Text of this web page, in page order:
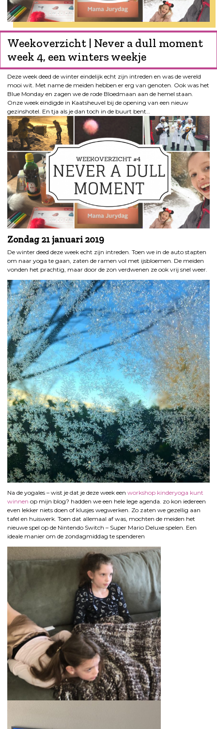
Weekoverzicht | Never a dull moment
week 4, een winters weekje
Deze week deed de winter eindelijk echt zijn intreden en was de wereld
mooi wit. Met name de meiden hebben er erg van genoten. Ook was het
Blue Monday en zagen we de rode Bloedmaan aan de hemel staan.
Onze week eindigde in Kaatsheuvel bij de opening van een nieuw
gezinshotel. En tja als je dan toch in de buurt bent…
Zondag 21 januari 2019
De winter deed deze week echt zijn intreden. Toen we in de auto stapten
om naar yoga te gaan, zaten de ramen vol met ijsbloemen. De meiden
vonden het prachtig, maar door de zon verdwenen ze ook vrij snel weer.
Na de yogales – wist je dat je deze week een workshop kinderyoga kunt
winnen op mijn blog? hadden we een hele lege agenda. zo kon iedereen
even lekker niets doen of klusjes wegwerken. Zo zaten we gezellig aan
tafel en huiswerk. Toen dat allemaal af was, mochten de meiden het
nieuwe spel op de Nintendo Switch – Super Mario Deluxe spelen. Een
ideale manier om de zondagmiddag te spenderen